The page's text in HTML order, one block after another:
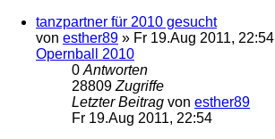
tanzpartner für 2010 gesucht
von esther89 » Fr 19.Aug 2011, 22:54
Opernball 2010
0 Antworten
28809 Zugriffe
Letzter Beitrag von esther89
Fr 19.Aug 2011, 22:54